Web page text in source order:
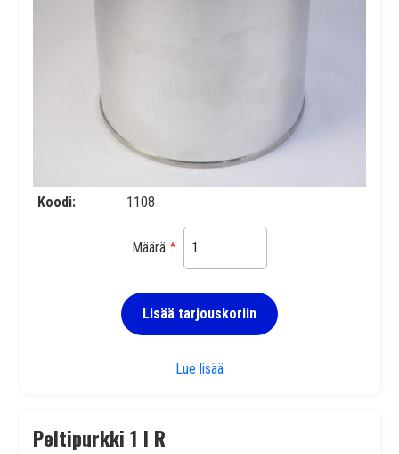
Koodi 1108
Määrä
Lisää tarjouskoriin
Lue lisääPeltipurkki 1 l ST lakattu
Peltipurkki 1 l R